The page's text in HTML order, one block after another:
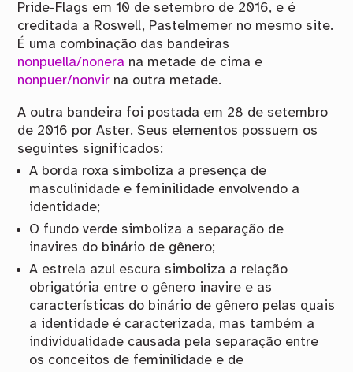
Pride-Flags em 10 de setembro de 2016, e é
creditada a Roswell, Pastelmemer no mesmo site.
É uma combinação das bandeiras
nonpuella/nonera na metade de cima e
nonpuer/nonvir na outra metade.
A outra bandeira foi postada em 28 de setembro
de 2016 por Aster. Seus elementos possuem os
seguintes significados:
A borda roxa simboliza a presença de
masculinidade e feminilidade envolvendo a
identidade;
O fundo verde simboliza a separação de
inavires do binário de gênero;
A estrela azul escura simboliza a relação
obrigatória entre o gênero inavire e as
características do binário de gênero pelas quais
a identidade é caracterizada, mas também a
individualidade causada pela separação entre
os conceitos de feminilidade e de